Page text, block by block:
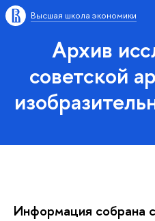
Высшая школа экономики
Архив
советской
Информация собрана